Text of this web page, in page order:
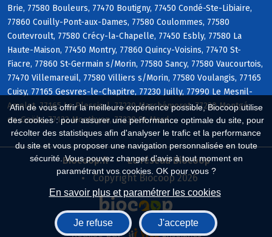
Afin de vous offrir la meilleure expérience possible, Biocoop utilise
des cookies : pour assurer une performance optimale du site, pour
récolter des statistiques afin d'analyser le trafic et la performance
du site et vous proposer une navigation personnalisée en toute
sécurité. Vous pouvez changer d'avis à tout moment en
paramétrant vos cookies. OK pour vous ?
En savoir plus et paramétrer les cookies
Je refuse J'accepte
Brie, 77580 Bouleurs, 77470 Boutigny, 77450 Condé-Ste-Libiaire,
77860 Couilly-Pont-aux-Dames, 77580 Coulommes, 77580
Coutevroult, 77580 Crécy-la-Chapelle, 77450 Esbly, 77580 La
Haute-Maison, 77450 Montry, 77860 Quincy-Voisins, 77470 St-
Fiacre, 77860 St-Germain s/Morin, 77580 Sancy, 77580 Vaucourtois,
77470 Villemareuil, 77580 Villiers s/Morin, 77580 Voulangis, 77165
Cuisy, 77165 Gesvres-le-Chapitre, 77230 Juilly, 77990 Le Mesnil-
Amelot, 77165 Le Plessis-l, 77230 Marchémoret, 77230 Montgé-
en-Goële, 77122 Monthyon, 77230 St-Mard
Biocoop.fr
Le réseau Biocoop
Copyright Biocoop 2026
Réalisé par